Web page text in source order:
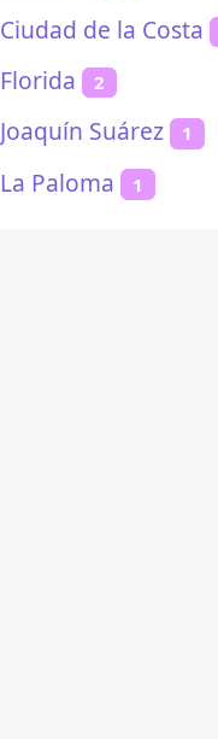
Ciudad de la Costa
Florida 2
Joaquín Suárez 1
La Paloma 1